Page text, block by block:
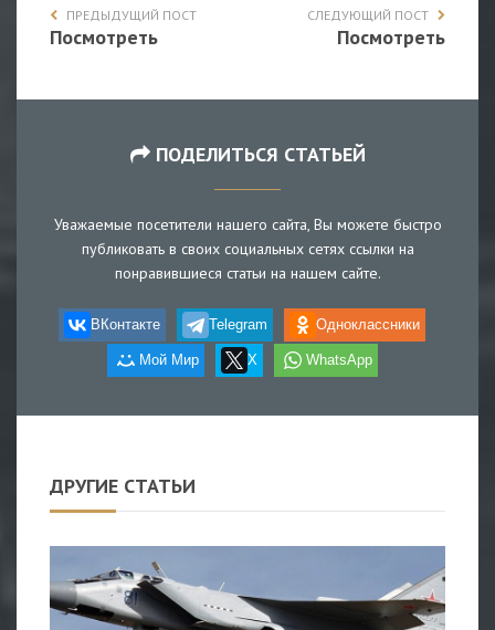
ПРЕДЫДУЩИЙ ПОСТ
Посмотреть
СЛЕДУЮЩИЙ ПОСТ
Посмотреть
ПОДЕЛИТЬСЯ СТАТЬЕЙ
Уважаемые посетители нашего сайта, Вы можете быстро
публиковать в своих социальных сетях ссылки на
понравившиеся статьи на нашем сайте.
ВКонтакте Telegram Одноклассники
Мой Мир X WhatsApp
ДРУГИЕ СТАТЬИ